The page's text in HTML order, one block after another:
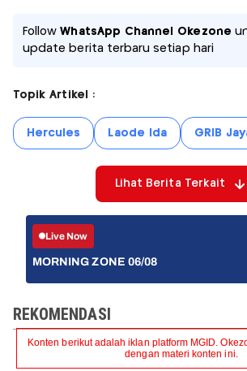
FollowWhatsApp Channel Okezone
update berita terbaru setiap hari
Topik Artikel :
Hercules Laode Ida GRIB
Lihat Berita Terkait
Live Now
MORNING ZONE 06/08